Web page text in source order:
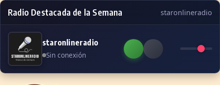
Radio Destacada de la Semana staronlineradio
staronlineradio
Sin conexión
Skip to content